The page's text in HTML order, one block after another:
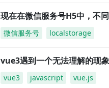
现在在微信服务号H5中，不
微信服务号 localstorage
vue3遇到一个无法理解的现
vue3 javascript vue.js